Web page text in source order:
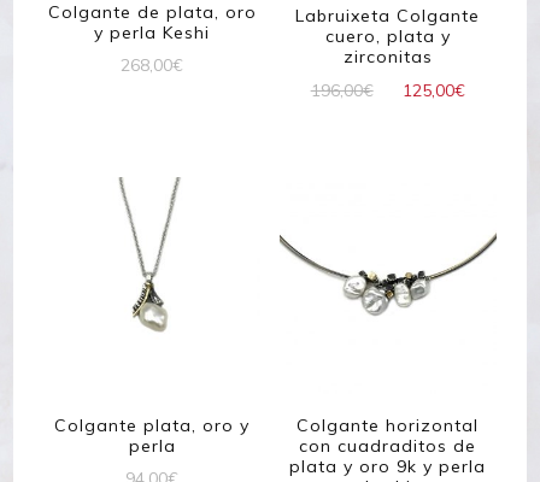
Colgante de plata, oro
y perla Keshi
268,00€
Labruixeta Colgante
cuero, plata y
zirconitas
196,00€ 125,00€
Colgante plata, oro y
perla
Colgante horizontal
con cuadraditos de
plata y oro 9k y perla